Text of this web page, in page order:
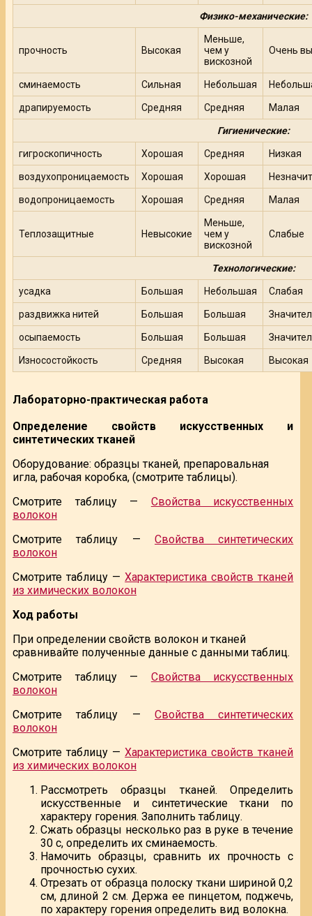
Физико-механические:
прочность Высокая
Меньше,
чем у
вискозной
Очень
сминаемость Сильная Небольшая
драпируемость Средняя Средняя Малая
Гигиенические:
гигроскопичность Хорошая Средняя Низкая
воздухопроницаемость Хорошая Хорошая
водопроницаемость Хорошая Средняя Малая
Теплозащитные Невысокие
Меньше,
чем у
вискозной
Слабые
Технологические:
усадка Большая Небольшая Слабая
раздвижка нитей Большая Большая
осыпаемость Большая Большая
Износостойкость Средняя Высокая Высокая
Лабораторно-практическая работа
Определение свойств искусственных и
синтетических тканей
Оборудование: образцы тканей, препаровальная
игла, рабочая коробка, (смотрите таблицы).
Смотрите таблицу — Свойства искусственных
волокон
Смотрите таблицу —Свойства синтетических
волокон
Смотрите таблицу —Характеристика свойств тканей
из химических волокон
Ход работы
При определении свойств волокон и тканей
сравнивайте полученные данные с данными таблиц.
Смотрите таблицу — Свойства искусственных
волокон
Смотрите таблицу —Свойства синтетических
волокон
Смотрите таблицу —Характеристика свойств тканей
из химических волокон
Рассмотреть образцы тканей. Определить
искусственные и синтетические ткани по
характеру горения. Заполнить таблицу.
Сжать образцы несколько раз в руке в течение
30 с, определить их сминаемость.
Намочить образцы, сравнить их прочность с
прочностью сухих.
Отрезать от образца полоску ткани шириной 0,2
см, длиной 2 см. Держа ее пинцетом, поджечь,
по характеру горения определить вид волокна.